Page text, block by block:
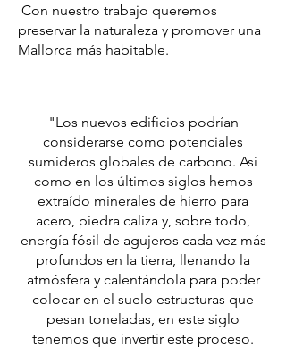
Con nuestro trabajo queremos
preservar la naturaleza y promover una
Mallorca más habitable.
"Los nuevos edificios podrían
considerarse como potenciales
sumideros globales de carbono. Así
como en los últimos siglos hemos
extraído minerales de hierro para
acero, piedra caliza y, sobre todo,
energía fósil de agujeros cada vez más
profundos en la tierra, llenando la
atmósfera y calentándola para poder
colocar en el suelo estructuras que
pesan toneladas, en este siglo
tenemos que invertir este proceso.